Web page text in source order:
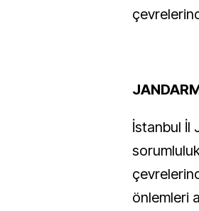
İstanbul İl
önlemleri